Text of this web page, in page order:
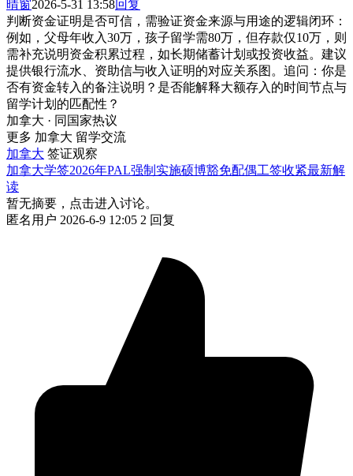
晴窗2026-5-31 13:58回复
判断资金证明是否可信，需验证资金来源与用途的逻辑闭环：
例如，父母年收入30万，孩子留学需80万，但存款仅10万，则
需补充说明资金积累过程，如长期储蓄计划或投资收益。建议
提供银行流水、资助信与收入证明的对应关系图。追问：你是
否有资金转入的备注说明？是否能解释大额存入的时间节点与
留学计划的匹配性？
加拿大 · 同国家热议
更多 加拿大 留学交流
加拿大 签证观察
加拿大学签2026年PAL强制实施硕博豁免配偶工签收紧最新解
读
暂无摘要，点击进入讨论。
匿名用户 2026-6-9 12:05 2 回复